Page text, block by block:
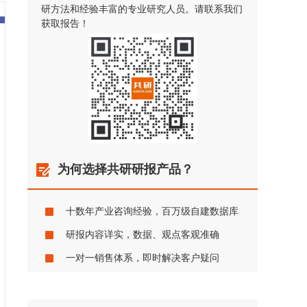
研方法和经验丰富的专业研究人员。请联系我们
获取报告！
为何选择共研研报产品？
十数年产业咨询经验，百万级自建数据库
研报内容详实，数据、观点客观准确
一对一销售体系，即时解决客户疑问